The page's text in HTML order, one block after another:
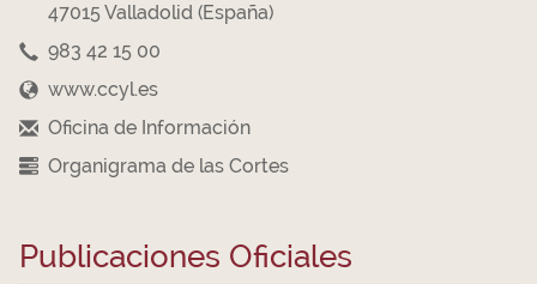
47015 Valladolid (España)
983 42 15 00
www.ccyl.es
Oficina de Información
Organigrama de las Cortes
Publicaciones Oficiales